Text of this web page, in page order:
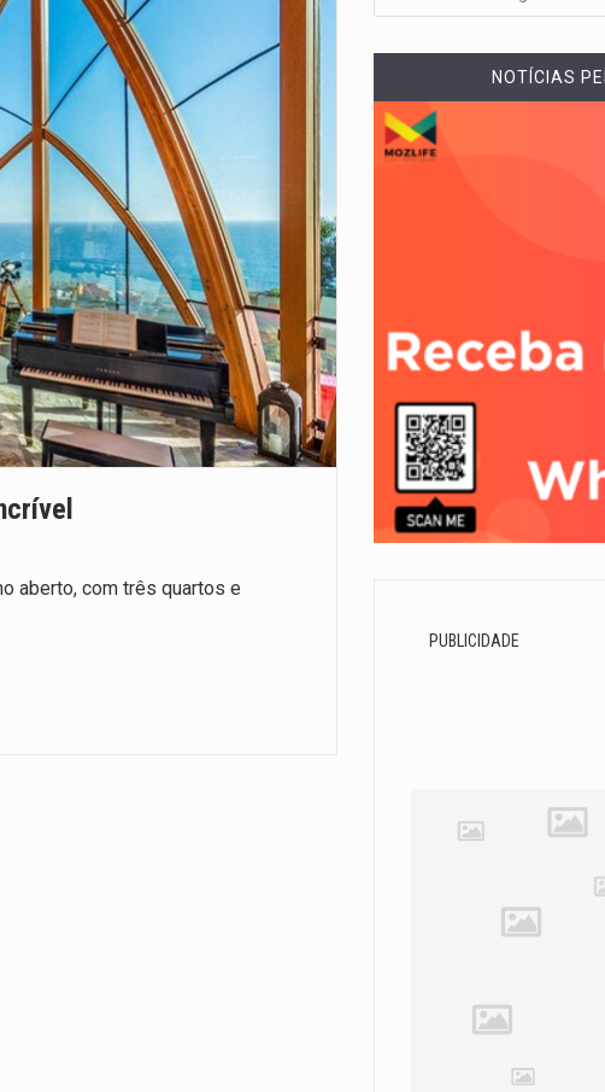
mais…
de 2026…
que cidadãos dos Estados…
aberto, com três quartos e
NOTÍCIAS
PUBLICIDADE